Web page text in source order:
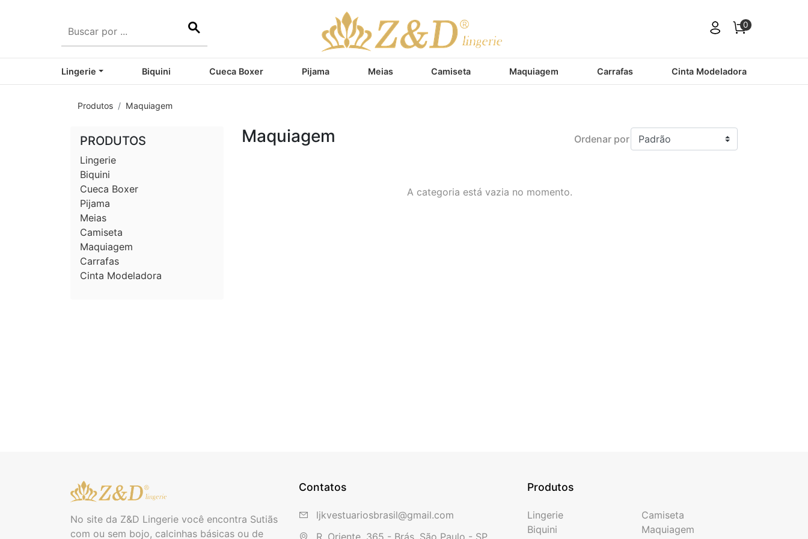
0
Lingerie Biquini Cueca Boxer Pijama Meias Camiseta Maquiagem Carrafas Cinta Modeladora
Produtos Maquiagem
PRODUTOS
Lingerie
Biquini
Cueca Boxer
Pijama
Meias
Camiseta
Maquiagem
Carrafas
Cinta Modeladora
Maquiagem Ordenar por
A categoria está vazia no momento.
No site da Z&D Lingerie você encontra Sutiãs
com ou sem bojo, calcinhas básicas ou de
Contatos
ljkvestuariosbrasil@gmail.com
R. Oriente, 365 - Brás, São Paulo - SP,
Produtos
Lingerie
Biquini
Camiseta
Maquiagem